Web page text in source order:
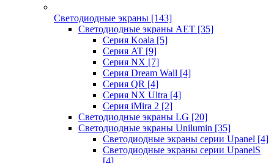
Светодиодные экраны [143]
Светодиодные экраны AET [35]
Cерия Koala [5]
Серия AT [9]
Серия NX [7]
Серия Dream Wall [4]
Серия QR [4]
Серия NX Ultra [4]
Серия iMira 2 [2]
Светодиодные экраны LG [20]
Светодиодные экраны Unilumin [35]
Светодиодные экраны серии Upanel [4]
Светодиодные экраны серии UpanelS
[4]